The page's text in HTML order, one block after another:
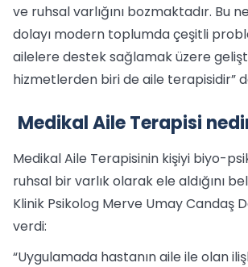
ve ruhsal varlığını bozmaktadır. Bu
dolayı modern toplumda çeşitli
ailelere destek sağlamak üzere
hizmetlerden biri de aile terapisidir”
Medikal Aile Terapisi
Medikal Aile Terapisinin kişiyi biyo-
ruhsal bir varlık olarak ele aldığını
Klinik Psikolog Merve Umay Candaş
verdi:
“Uygulamada hastanın aile ile olan